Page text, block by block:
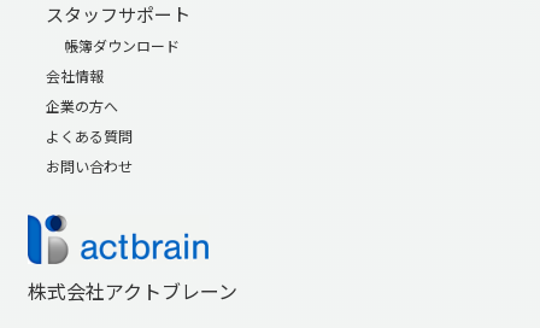
スタッフサポート
帳簿ダウンロード
会社情報
企業の方へ
よくある質問
お問い合わせ
株式会社アクトブレーン